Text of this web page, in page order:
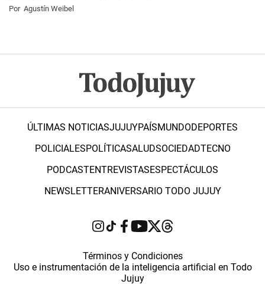
Por Agustín Weibel
ÚLTIMAS NOTICIASJUJUYPAÍSMUNDODEPORTES
POLICIALESPOLÍTICASALUDSOCIEDADTECNO
PODCASTENTREVISTASESPECTÁCULOS
NEWSLETTERANIVERSARIO TODO JUJUY
Términos y Condiciones
Uso e instrumentación de la inteligencia artificial en Todo
Jujuy